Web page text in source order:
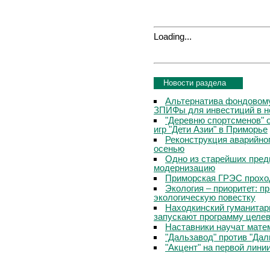
Loading...
Новости раздела
Альтернатива
ЗПИФы для инвестиций в
"Деревню спортсменов"
игр "Дети Азии" в Приморье
Реконструкция
осенью
Одно из старейших
модернизацию
Приморская ГРЭС
Экология – приоритет:
экологическую повестку
Находкинский
запускают программу
Наставники научат
"Дальзавод" против
"Акцент" на первой